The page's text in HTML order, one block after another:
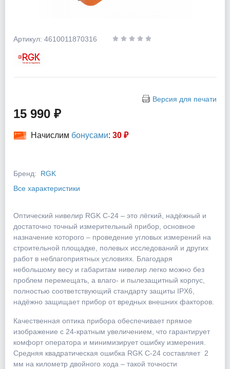
Артикул: 4610011870316
Версия для печати
15 990 ₽
Начислим бонусами: 30 ₽
Бренд:
RGK
Все характеристики
Оптический нивелир RGK C-24 – это лёгкий, надёжный и
достаточно точный измерительный прибор, основное
назначение которого – проведение угловых измерений на
строительной площадке, полевых исследований и других
работ в неблагоприятных условиях. Благодаря
небольшому весу и габаритам нивелир легко можно без
проблем перемещать, а влаго- и пылезащитный корпус,
полностью соответствующий стандарту защиты IPХ6,
надёжно защищает прибор от вредных внешних факторов.
Качественная оптика прибора обеспечивает прямое
изображение с 24-кратным увеличением, что гарантирует
комфорт оператора и минимизирует ошибку измерения.
Средняя квадратическая ошибка RGK C-24 составляет 2
мм на километр двойного хода – такой точности